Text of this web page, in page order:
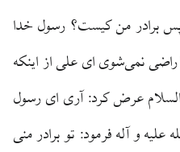
برادر من کیست؟ رسول خدا
راضی نمی‌شوی ای علی از اینکه
عرض کرد: آری ای رسول
و آله فرمود: تو برادر منی